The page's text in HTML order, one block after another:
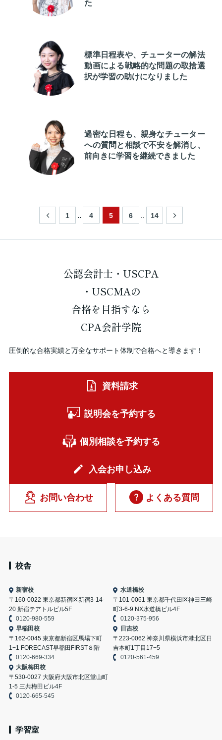
た
標準日程表や、チューターの解法
動画による戦略的な問題の取捨選
択が学習の助けになりました
過密な日程も、親身なチューター
への質問と相談で不安を解消し、
前向きに学習を継続できました
1 .. 4 5 6 .. 14
公認会計士・USCPA
・USCMAの
合格を 目指すなら
CPA会計学院
圧倒的な合格実績と万全なサポート体制で合格へと導きます！
資料請求
説明会を予約する
個別相談を予約する
入会お申し込み
お問い合わせ よくある質問
校舎
新宿校
〒160-0022 東京都新宿区新宿3-14-
20 新宿テアトルビル5F
0120-980-559
水道橋校
〒101-0061 東京都千代田区神田三崎
町3-6-9 NX水道橋ビル4F
0120-375-956
早稲田校
〒162-0045 東京都新宿区馬場下町
1−1 FORECAST早稲田FIRST８階
0120-669-334
日吉校
〒223-0062 神奈川県横浜市港北区日
吉本町1丁目17−5
0120-561-459
大阪梅田校
〒530-0027 大阪府大阪市北区堂山町
1-5 三共梅田ビル4F
0120-665-545
学習室